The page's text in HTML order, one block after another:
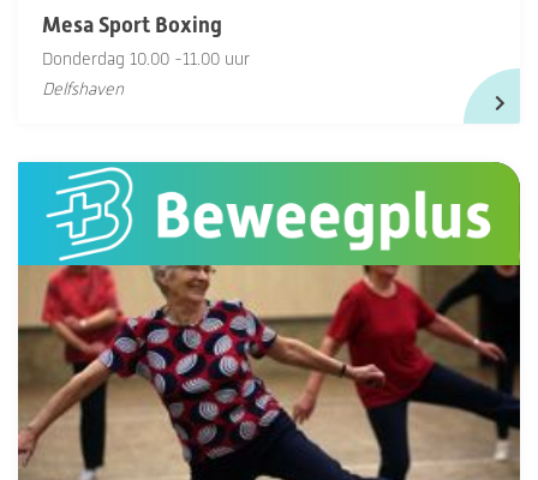
Mesa Sport Boxing
Donderdag 10.00 -11.00 uur
Delfshaven